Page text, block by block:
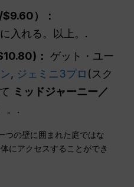
）：
入れる。以上。.
： ゲット・ユー
, ジェミニ3プロ (スク
ミッドジャーニー／
。.
つの壁に囲まれた庭ではな
にアクセスすることができ